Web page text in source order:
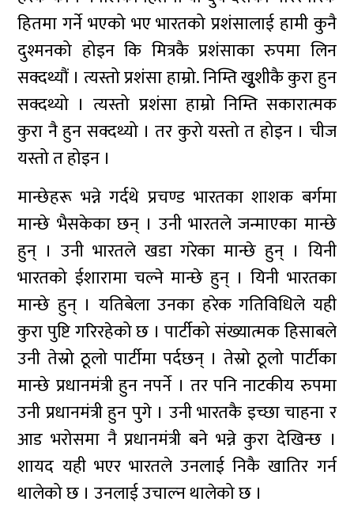
हितमा गर्ने भएको भए भारतको प्रशंसालाई हामी कुनै
दुश्मनको होइन कि मित्रकै प्रशंसाका रुपमा लिन
सक्दथ्यौं । त्यस्तो प्रशंसा हाम्रो. निम्ति खुृशीकै कुरा हुन
सक्दथ्यो । त्यस्तो प्रशंसा हाम्रो निम्ति सकारात्मक
कुरा नै हुन सक्दथ्यो । तर कुरो यस्तो त होइन । चीज
यस्तो त होइन ।
मान्छेहरू भन्ने गर्दथे प्रचण्ड भारतका शाशक बर्गमा
मान्छे भैसकेका छन् । उनी भारतले जन्माएका मान्छे
हुन् । उनी भारतले खडा गरेका मान्छे हुन् । यिनी
भारतको ईशारामा चल्ने मान्छे हुन् । यिनी भारतका
मान्छे हुन् । यतिबेला उनका हरेक गतिविधिले यही
कुरा पुष्टि गरिरहेको छ । पार्टीको संख्यात्मक हिसाबले
उनी तेस्रो ठूलो पार्टीमा पर्दछन् । तेस्रो ठूलो पार्टीका
मान्छे प्रधानमंत्री हुन नपर्ने । तर पनि नाटकीय रुपमा
उनी प्रधानमंत्री हुन पुगे । उनी भारतकै इच्छा चाहना र
आड भरोसमा नै प्रधानमंत्री बने भन्ने कुरा देखिन्छ ।
शायद यही भएर भारतले उनलाई निकै खातिर गर्न
थालेको छ । उनलाई उचाल्न थालेको छ ।